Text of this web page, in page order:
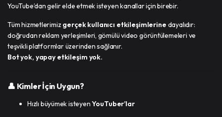
YouTube’dan gelir elde etmek isteyen kanallar için birebir.
Tüm hizmetlerimiz gerçek kullanıcı etkileşimlerine dayalıdır:
doğrudan reklam yerleşimleri, gömülü video görüntülemeleri ve
teşvikli platformlar üzerinden sağlanır.
Bot yok, yapay etkileşim yok.
👤 Kimler İçin Uygun?
Hızlı büyümek isteyenYouTuber’lar